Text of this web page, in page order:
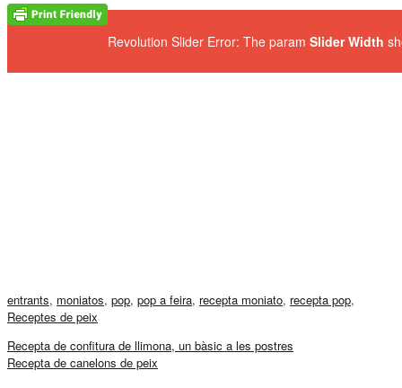
Revolution Slider Error: The param Slider Width
entrants, moniatos, pop, pop a feira, recepta moniato, recepta pop,
Receptes de peix
Recepta de confitura de llimona, un bàsic a les postres
Recepta de canelons de peix